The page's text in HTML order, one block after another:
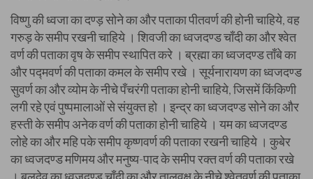
विष्णु की ध्वजा का दण्ड़ सोने का और पताका पीतवर्ण की होनी चाहिये, वह
गरुड़ के समीप रखनी चाहिये । शिवजी का ध्वजदण्ड चाँदी का और श्वेत
वर्ण की पताका वृष के समीप स्थापित करे । ब्रह्मा का ध्वजदण्ड ताँबे का
और पद्मवर्ण की पताका कमल के समीप रखे । सूर्यनारायण का ध्वजदण्ड
सुवर्ण का और व्योम के नीचे पँचरंगी पताका होनी चाहिये, जिसमें किंकिणी
लगी रहे एवं पुष्पमालाओं से संयुक्त हो । इन्द्र का ध्वजदण्ड सोने का और
हस्ती के समीप अनेक वर्ण की पताका होनी चाहिये । यम का ध्वजदण्ड
लोहे का और महि पके समीप कृष्णवर्ण की पताका रखनी चाहिये । कुबेर
का ध्वजदण्ड मणिमय और मनुष्य-पाद के समीप रक्त वर्ण की पताका रखे